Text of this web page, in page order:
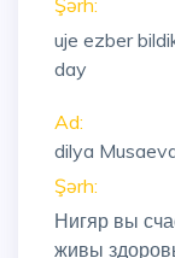
Şərh:
uje ezber
day
Ad:
dilya
Şərh:
Нигяр вы
живы